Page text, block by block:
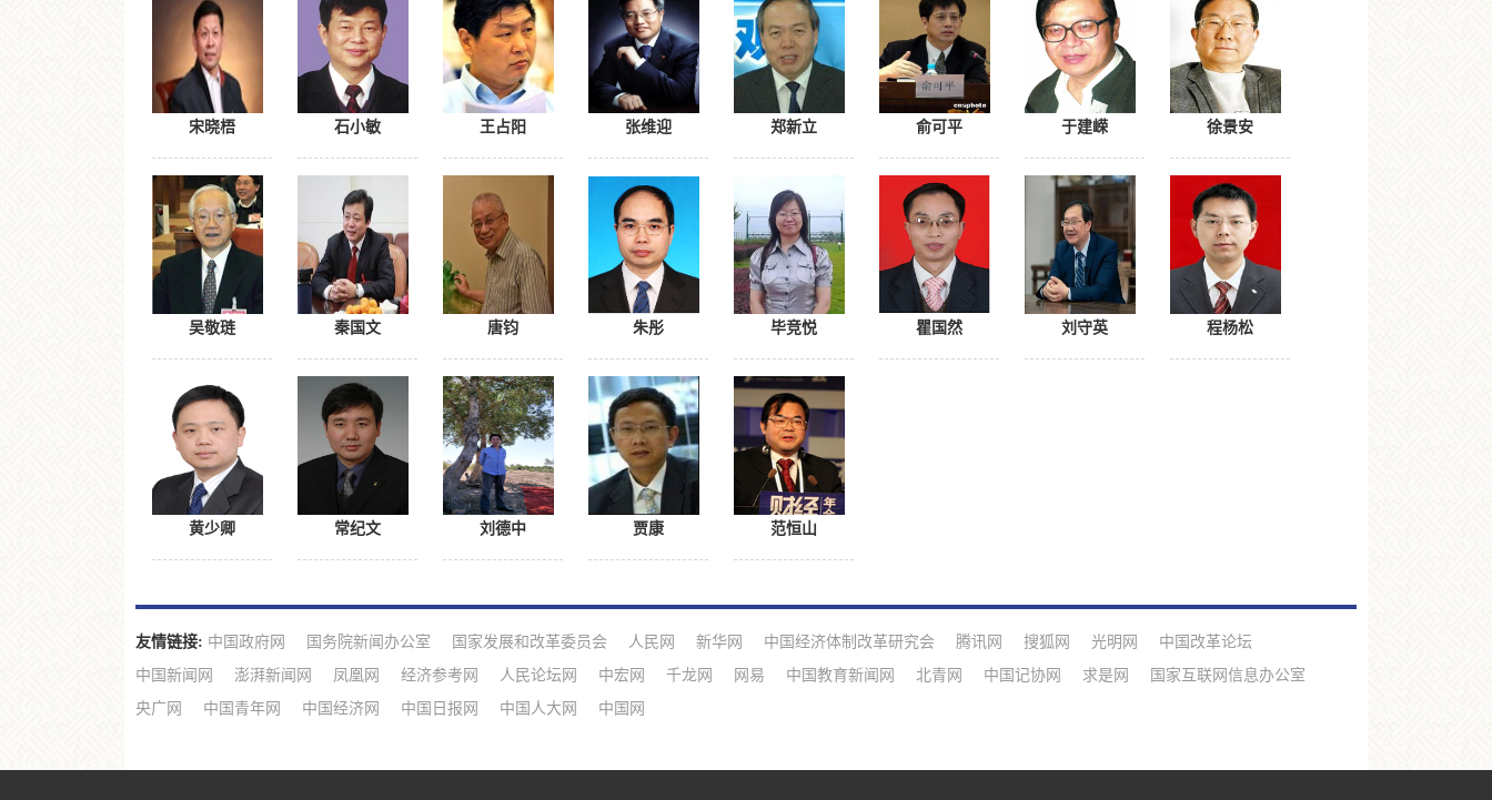
宋晓梧 石小敏 王占阳 张维迎 郑新立 俞可平 于建嵘 徐景安
吴敬琏 秦国文 唐钧 朱彤 毕竞悦 瞿国然 刘守英 程杨松
黄少卿 常纪文 刘德中 贾康 范恒山
友情链接: 中国政府网 国务院新闻办公室 国家发展和改革委员会 人民网 新华网 中国经济体制改革研究会 腾讯网 搜狐网 光明网
中国改革论坛
中国新闻网
澎湃新闻网 凤凰网 经济参考网 人民论坛网 中宏网 千龙网 网易 中国教育新闻网 北青网 中国记协网 求是网
国家互联网信息办公室
央广网
中国青年网 中国经济网 中国日报网 中国人大网 中国网